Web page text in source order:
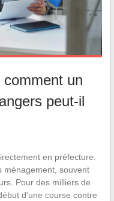
un
peut-il
en préfecture.
ménagement, souvent
Pour des milliers de
d’une course contre